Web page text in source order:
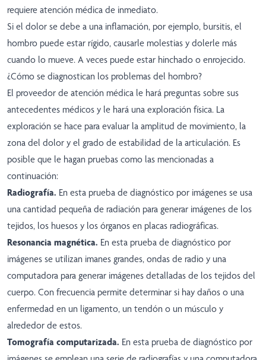
requiere atención médica de inmediato.
Si el dolor se debe a una inflamación, por ejemplo, bursitis, el
hombro puede estar rígido, causarle molestias y dolerle más
cuando lo mueve. A veces puede estar hinchado o enrojecido.
¿Cómo se diagnostican los problemas del hombro?
El proveedor de atención médica le hará preguntas sobre sus
antecedentes médicos y le hará una exploración física. La
exploración se hace para evaluar la amplitud de movimiento, la
zona del dolor y el grado de estabilidad de la articulación. Es
posible que le hagan pruebas como las mencionadas a
continuación:
Radiografía. En esta prueba de diagnóstico por imágenes se usa
una cantidad pequeña de radiación para generar imágenes de los
tejidos, los huesos y los órganos en placas radiográficas.
Resonancia magnética. En esta prueba de diagnóstico por
imágenes se utilizan imanes grandes, ondas de radio y una
computadora para generar imágenes detalladas de los tejidos del
cuerpo. Con frecuencia permite determinar si hay daños o una
enfermedad en un ligamento, un tendón o un músculo y
alrededor de estos.
Tomografía computarizada. En esta prueba de diagnóstico por